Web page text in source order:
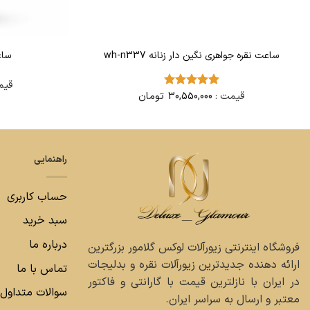
ساعت نقره جواهری نگین دار زنانه wh-n337
امتیاز5از
قیمت : 30,550,000 تومان
فروشگاه اینترنتی زیورآلات لوکس گلامور بزرگترین
ارائه دهنده جدیدترین زیورآلات نقره و بدلیجات
در ایران با نازلترین قیمت با گارانتی و فاکتور
معتبر و ارسال به سراسر ایران.
راهنمایی
حساب کاربری
سبد خرید
درباره ما
تماس با ما
سوالات متداول